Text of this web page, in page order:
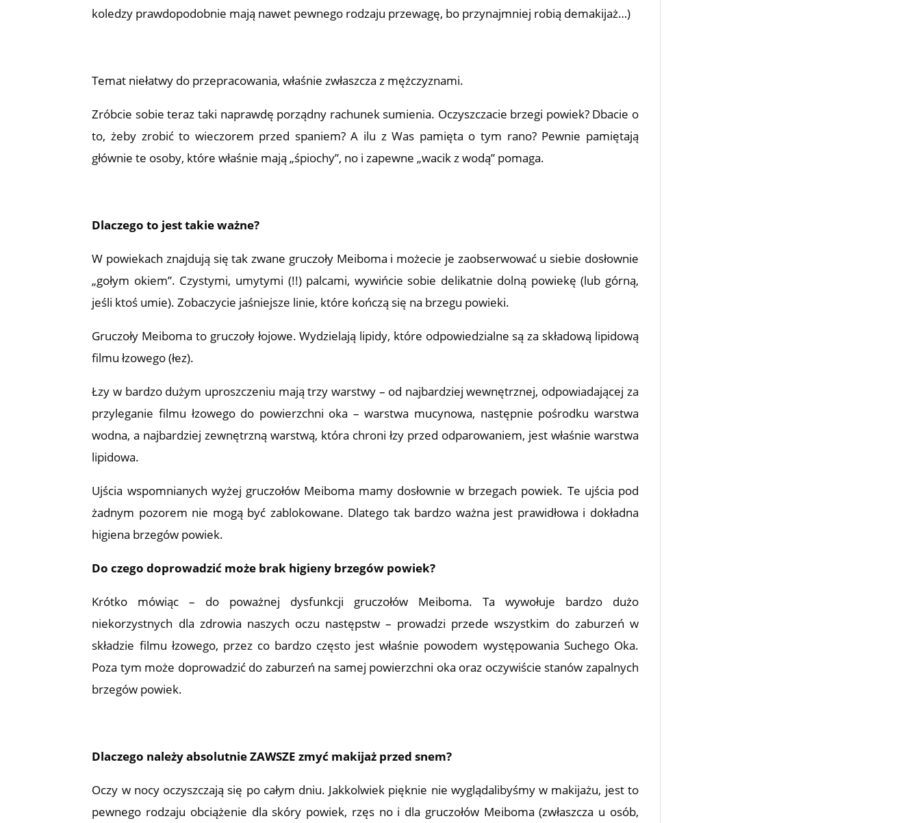
koledzy prawdopodobnie mają nawet pewnego rodzaju przewagę, bo przynajmniej robią demakijaż…)
Temat niełatwy do przepracowania, właśnie zwłaszcza z mężczyznami.
Zróbcie sobie teraz taki naprawdę porządny rachunek sumienia. Oczyszczacie brzegi powiek? Dbacie o
to, żeby zrobić to wieczorem przed spaniem? A ilu z Was pamięta o tym rano? Pewnie pamiętają
głównie te osoby, które właśnie mają „śpiochy”, no i zapewne „wacik z wodą” pomaga.
Dlaczego to jest takie ważne?
W powiekach znajdują się tak zwane gruczoły Meiboma i możecie je zaobserwować u siebie dosłownie
„gołym okiem”. Czystymi, umytymi (!!) palcami, wywińcie sobie delikatnie dolną powiekę (lub górną,
jeśli ktoś umie). Zobaczycie jaśniejsze linie, które kończą się na brzegu powieki.
Gruczoły Meiboma to gruczoły łojowe. Wydzielają lipidy, które odpowiedzialne są za składową lipidową
filmu łzowego (łez).
Łzy w bardzo dużym uproszczeniu mają trzy warstwy – od najbardziej wewnętrznej, odpowiadającej za
przyleganie filmu łzowego do powierzchni oka – warstwa mucynowa, następnie pośrodku warstwa
wodna, a najbardziej zewnętrzną warstwą, która chroni łzy przed odparowaniem, jest właśnie warstwa
lipidowa.
Ujścia wspomnianych wyżej gruczołów Meiboma mamy dosłownie w brzegach powiek. Te ujścia pod
żadnym pozorem nie mogą być zablokowane. Dlatego tak bardzo ważna jest prawidłowa i dokładna
higiena brzegów powiek.
Do czego doprowadzić może brak higieny brzegów powiek?
Krótko mówiąc – do poważnej dysfunkcji gruczołów Meiboma. Ta wywołuje bardzo dużo
niekorzystnych dla zdrowia naszych oczu następstw – prowadzi przede wszystkim do zaburzeń w
składzie filmu łzowego, przez co bardzo często jest właśnie powodem występowania Suchego Oka.
Poza tym może doprowadzić do zaburzeń na samej powierzchni oka oraz oczywiście stanów zapalnych
brzegów powiek.
Dlaczego należy absolutnie ZAWSZE zmyć makijaż przed snem?
Oczy w nocy oczyszczają się po całym dniu. Jakkolwiek pięknie nie wyglądalibyśmy w makijażu, jest to
pewnego rodzaju obciążenie dla skóry powiek, rzęs no i dla gruczołów Meiboma (zwłaszcza u osób,